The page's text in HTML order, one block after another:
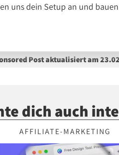
uns dein Setup an und
Post aktualisiert am
dich auch
AFFILIATE-MARKETING